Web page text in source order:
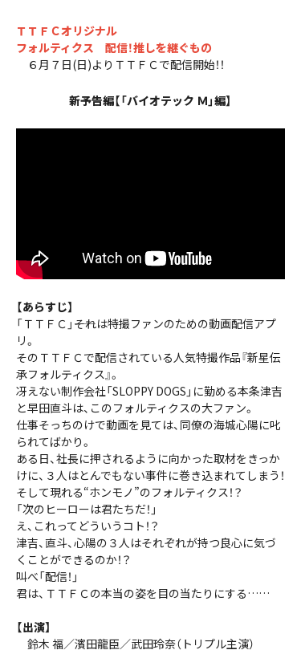
ＴＴＦＣオリジナル
フォルティクス 配信！推しを継ぐもの
６月７日(日)よりＴＴＦＣで配信開始！！
新予告編【「バイオテック Ｍ」編】
【あらすじ】
「ＴＴＦＣ」――それは特撮ファンのための動画配信アプ
リ。
そのＴＴＦＣで配信されている人気特撮作品『新星伝
承フォルティクス』。
冴えない制作会社「SLOPPY DOGS」に勤める本条津吉
と早田直斗は、このフォルティクスの大ファン。
仕事そっちのけで動画を見ては、同僚の海城心陽に叱
られてばかり。
ある日、社長に押されるように向かった取材をきっか
けに、３人はとんでもない事件に巻き込まれてしまう！
そして現れる“ホンモノ”のフォルティクス！？
「次のヒーローは君たちだ！」
え、これってどういうコト！？
津吉、直斗、心陽の３人はそれぞれが持つ良心に気づ
くことができるのか！？
叫べ「配信！」
君は、ＴＴＦＣの本当の姿を目の当たりにする……
【出演】
鈴木 福／濱田龍臣／武田玲奈（トリプル主演）